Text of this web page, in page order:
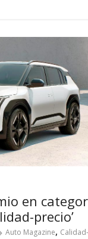
en
precio’
Auto Magazine, Calidad-